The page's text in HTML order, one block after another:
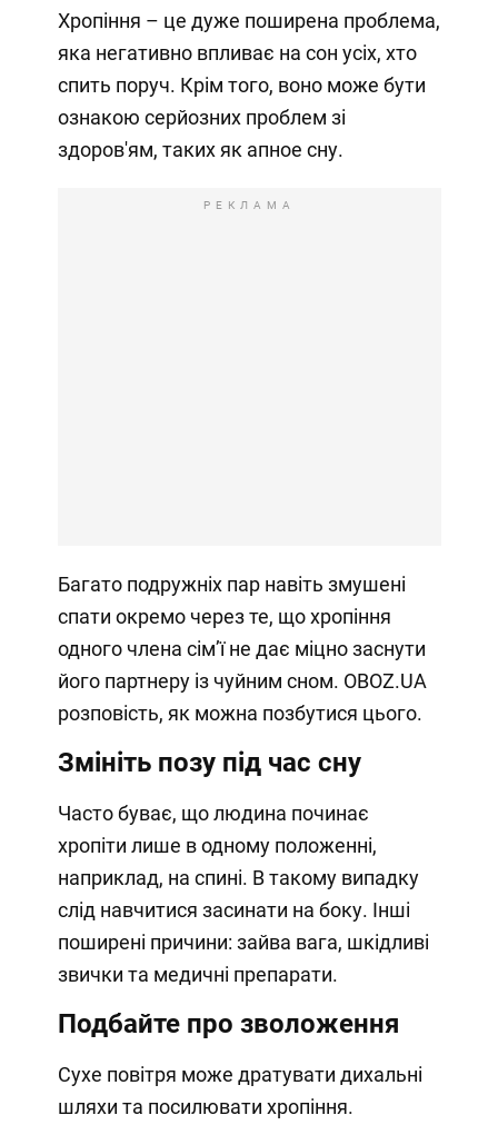
Хропіння – це дуже поширена проблема,
яка негативно впливає на сон усіх, хто
спить поруч. Крім того, воно може бути
ознакою серйозних проблем зі
здоров'ям, таких як апное сну.
РЕКЛАМА
Багато подружніх пар навіть змушені
спати окремо через те, що хропіння
одного члена сімʼї не дає міцно заснути
його партнеру із чуйним сном. OBOZ.UA
розповість, як можна позбутися цього.
Змініть позу під час сну
Часто буває, що людина починає
хропіти лише в одному положенні,
наприклад, на спині. В такому випадку
слід навчитися засинати на боку. Інші
поширені причини: зайва вага, шкідливі
звички та медичні препарати.
Подбайте про зволоження
Сухе повітря може дратувати дихальні
шляхи та посилювати хропіння.